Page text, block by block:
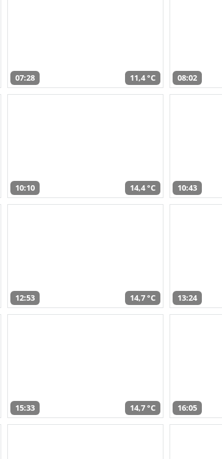
07:28 11,4 °C 08:02
10:10 14,4 °C 10:43
12:53 14,7 °C 13:24
15:33 14,7 °C 16:05